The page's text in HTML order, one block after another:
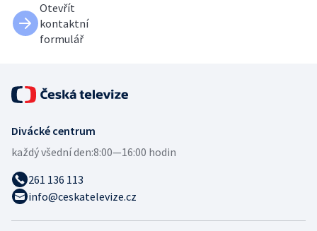
Otevřít
kontaktní
formulář
Divácké centrum
každý všední den:8:00—16:00 hodin
261 136 113
info@ceskatelevize.cz